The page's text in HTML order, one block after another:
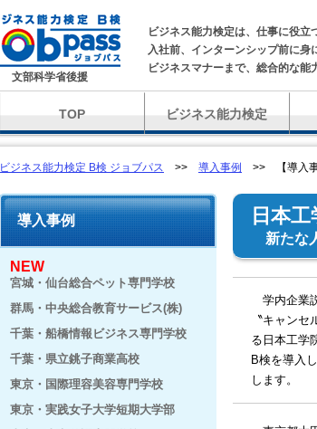
文部科学省後援
ビジネス能力検定は、仕事に役立
入社前、インターンシップ前に身
ビジネスマナーまで、総合的な能
TOP ビジネス能力検定
ビジネス能力検定 B検 ジョブパス >> 導入事例 >> 【導入事
導入事例
NEW
宮城・仙台総合ペット専門学校
群馬・中央総合教育サービス(株)
千葉・船橋情報ビジネス専門学校
千葉・県立銚子商業高校
東京・国際理容美容専門学校
東京・実践女子大学短期大学部
日本
新たな
学内企業
〝キャン
る日本工学
B検を導入
します。